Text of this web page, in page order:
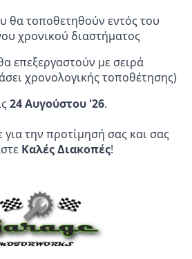
Αντιπρόσωπος:
Service Point:
| ΑΝΑΚΑΛΥΨΤΕ
θα τοποθετηθούν εντός του
χρονικού διαστήματος
επεξεργαστούν με σειρά
χρονολογικής τοποθέτησης)
24 Αυγούστου '26.
για την προτίμησή σας και σας
Καλές Διακοπές!